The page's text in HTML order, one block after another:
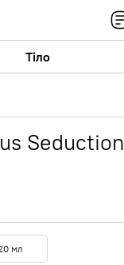
Тіло
Seduction
мл